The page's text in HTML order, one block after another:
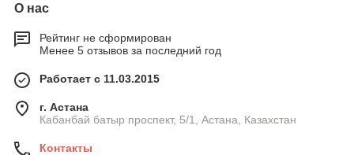
О нас
Рейтинг не сформирован
Менее 5 отзывов за последний год
Работает с 11.03.2015
г. Астана
Кабанбай батыр проспект, 5/1, Астана, Казахстан
Контакты